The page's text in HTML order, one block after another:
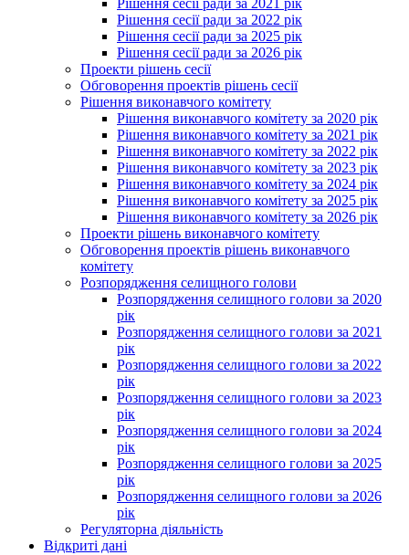
Рішення сесії ради за 2021 рік
Рішення сесії ради за 2022 рік
Рішення сесії ради за 2025 рік
Рішення сесії ради за 2026 рік
Проекти рішень сесії
Обговорення проектів рішень сесії
Рішення виконавчого комітету
Рішення виконавчого комітету за 2020 рік
Рішення виконавчого комітету за 2021 рік
Рішення виконавчого комітету за 2022 рік
Рішення виконавчого комітету за 2023 рік
Рішення виконавчого комітету за 2024 рік
Рішення виконавчого комітету за 2025 рік
Рішення виконавчого комітету за 2026 рік
Проекти рішень виконавчого комітету
Обговорення проектів рішень виконавчого
комітету
Розпорядження селищного голови
Розпорядження селищного голови за 2020
рік
Розпорядження селищного голови за 2021
рік
Розпорядження селищного голови за 2022
рік
Розпорядження селищного голови за 2023
рік
Розпорядження селищного голови за 2024
рік
Розпорядження селищного голови за 2025
рік
Розпорядження селищного голови за 2026
рік
Регуляторна діяльність
Відкриті дані